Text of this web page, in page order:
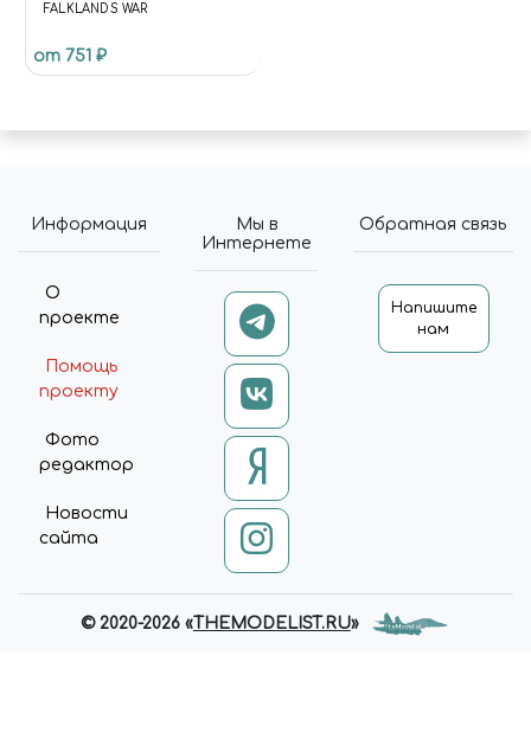
FALKLANDS WAR
от 751 ₽
Информация
О
проекте
Помощь
проекту
Фото
редактор
Новости
сайта
Мы в
Интернете
Обратная связь
Напишите
нам
© 2020-2026 «THEMODELIST.RU»